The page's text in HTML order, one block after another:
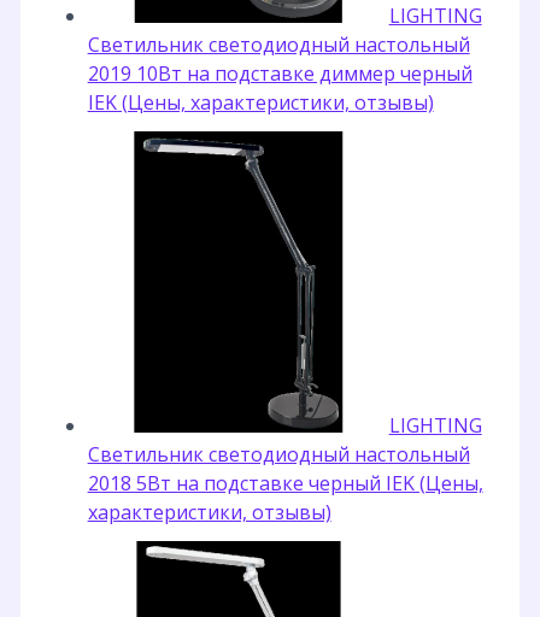
LIGHTING
Светильник светодиодный настольный
2019 10Вт на подставке диммер черный
IEK (Цены, характеристики, отзывы)
LIGHTING
Светильник светодиодный настольный
2018 5Вт на подставке черный IEK (Цены,
характеристики, отзывы)